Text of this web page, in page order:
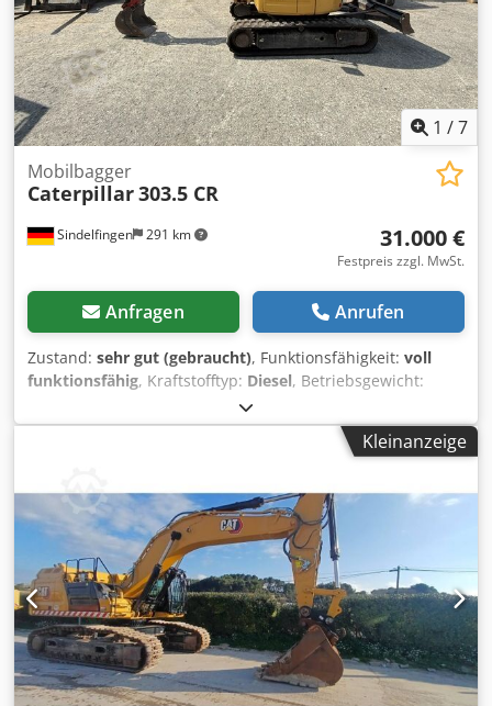
1 /7
Sindelfingen 291 km
Mobilbagger
Caterpillar303.5 CR
31.000 €
Festpreis zzgl. MwSt.
Anfragen Anrufen
Zustand: sehr gut (gebraucht), Funktionsfähigkeit: voll
funktionsfähig, Kraftstofftyp: Diesel, Betriebsgewicht:
, Betriebsstunden:
Ausstattung:Gummiketten, * 2.434 Stunden * Motor: Cat
C1.7 * Motorleistung 24,8 kW * Emissionsstufe: EU Stufe V
Abmessungen (Transportlänge: 4.800 - Transportbreite:
1.780 mm - Transporthöhe: 2.480 mm) * Kurzheck (ECR –
Extended Compact Radius) * Proportionale Zusatzhydraulik
* Schnellwechsler
Kleinanzeige